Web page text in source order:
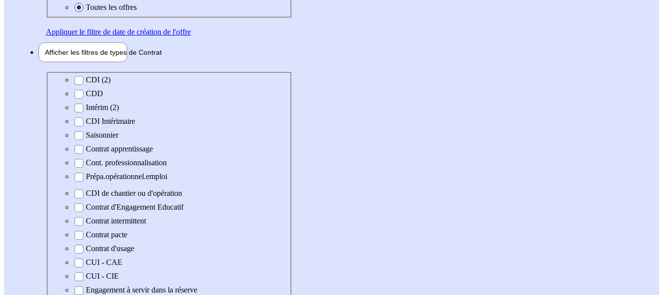
Toutes les offres
Appliquerle filtre de date de création de l'offre
Afficher les filtres de types de Contrat
Type de contrat
CDI (2)
CDD
Intérim (2)
CDI Intérimaire
Saisonnier
Contrat apprentissage
Cont. professionnalisation
Prépa.opérationnel.emploi
CDI de chantier ou d'opération
Contrat d'Engagement Educatif
Contrat intermittent
Contrat pacte
Contrat d'usage
CUI - CAE
CUI - CIE
Engagement à servir dans la réserve